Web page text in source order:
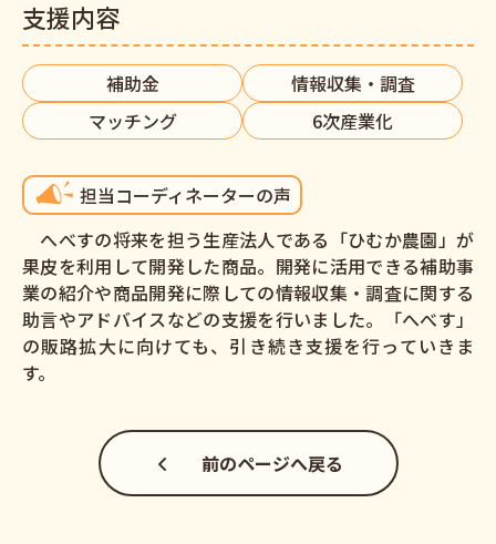
支援内容
補助金
情報収集・調査
マッチング
6次産業化
担当コーディネーターの声
へべすの将来を担う生産法人である「ひむか農園」が
果皮を利用して開発した商品。開発に活用できる補助事
業の紹介や商品開発に際しての情報収集・調査に関する
助言やアドバイスなどの支援を行いました。「へべす」
の販路拡大に向けても、引き続き支援を行っていきま
す。
前のページへ戻る